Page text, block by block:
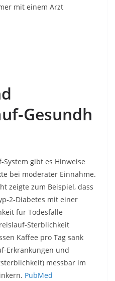
mit einem Arzt
gibt es Hinweise
bei moderater Einnahme.
zeigte zum Beispiel, dass
mit einer
für Todesfälle
Kaffee pro Tag sank
und
messbar im
PubMed